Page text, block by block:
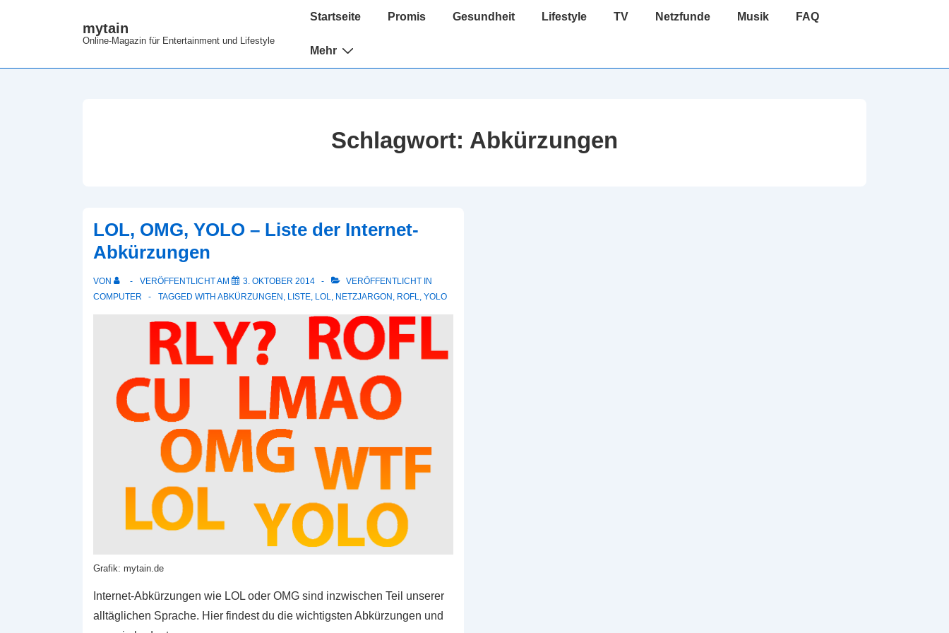
mytain
Online-Magazin für Entertainment und Lifestyle
Hauptnavigation
Startseite Promis Gesundheit Lifestyle TV Netzfunde Musik FAQ
Mehr
Schlagwort: Abkürzungen
LOL, OMG, YOLO – Liste der Internet-
Abkürzungen
VON VERÖFFENTLICHT AM 3. OKTOBER 2014
VERÖFFENTLICHT IN
COMPUTER
TAGGED WITH ABKÜRZUNGEN , LISTE, LOL, NETZJARGON , ROFL, YOLO
Grafik: mytain.de
Internet-Abkürzungen wie LOL oder OMG sind inzwischen Teil unserer
alltäglichen Sprache. Hier findest du die wichtigsten Abkürzungen und